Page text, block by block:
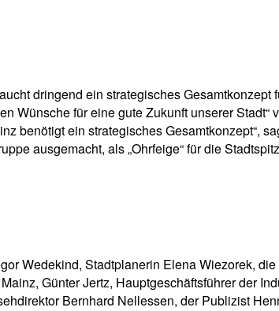
dringend ein strategisches
für eine gute Zukunft unserer Stadt“
benötigt ein strategisches Gesamtkonzept“,
ausgemacht, als „Ohrfeige“ für die
Wedekind, Stadtplanerin Elena Wiezorek,
Günter Jertz, Hauptgeschäftsführer der
Bernhard Nellessen, der Publizist